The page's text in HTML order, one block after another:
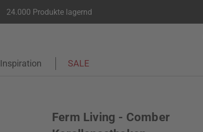
24.000 Produkte lagernd
Inspiration SALE
Ferm Living - Comber